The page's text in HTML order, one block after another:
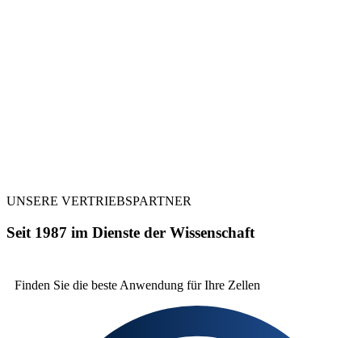
UNSERE VERTRIEBSPARTNER
Seit 1987 im Dienste der Wissenschaft
Finden Sie die beste Anwendung für Ihre Zellen